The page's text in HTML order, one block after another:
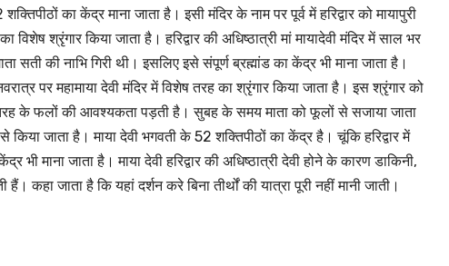
का केंद्र माना जाता है। इसी मंदिर के नाम पर पूर्व में हरिद्वार को मायापुरी
श्रृंगार किया जाता है। हरिद्वार की अधिष्ठात्री मां मायादेवी मंदिर में साल भर
सती की नाभि गिरी थी। इसलिए इसे संपूर्ण ब्रह्मांड का केंद्र भी माना जाता है।
पर महामाया देवी मंदिर में विशेष तरह का श्रृंगार किया जाता है। इस श्रृंगार को
फलों की आवश्यकता पड़ती है। सुबह के समय माता को फूलों से सजाया जाता
जाता है। माया देवी भगवती के 52 शक्तिपीठों का केंद्र है। चूंकि हरिद्वार में
माना जाता है। माया देवी हरिद्वार की अधिष्ठात्री देवी होने के कारण डाकिनी,
कहा जाता है कि यहां दर्शन करे बिना तीर्थों की यात्रा पूरी नहीं मानी जाती।